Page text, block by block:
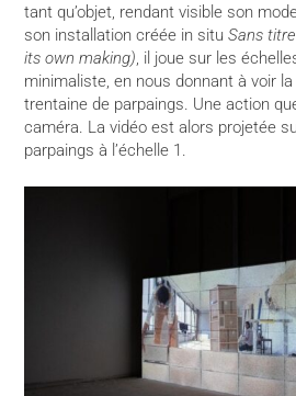
tant qu’objet, rendant visible son
son installation créée in situSans
its own making), il joue sur les
minimaliste, en nous donnant à voir
trentaine de parpaings. Une action
caméra. La vidéo est alors projetée
parpaings à l’échelle 1.